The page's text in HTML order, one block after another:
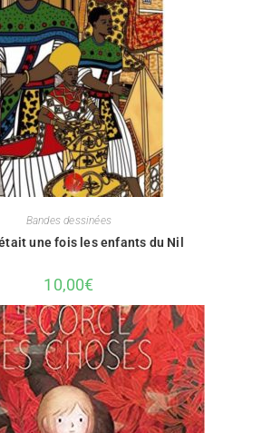
Bandes dessinées
une fois les enfants du Nil
10,00€